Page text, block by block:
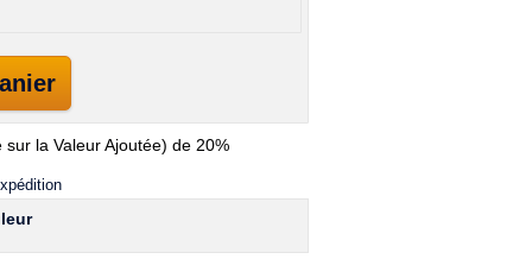
la Valeur Ajoutée) de 20%